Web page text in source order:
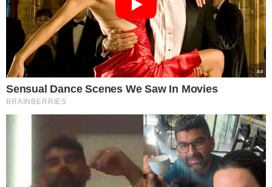
pagamento foi considerado uma despesa de campanha,
pois seu objetivo final era evitar danos políticos durante
as eleições de 2016. Assim, Trump está sendo acusado de
ocultar uma despesa de campanha e enfrentará
julgamento por esse motivo. Quem fez o pagamento foi
Michael Cohen, então advogado pessoal de Trump —e
hoje adversário dele. Como havia um grupo de pessoas
envolvidas no esquema,
conspiração.